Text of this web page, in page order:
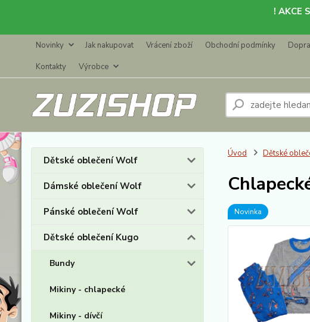
! AKCE
Novinky Jak nakupovat Vrácení zboží Obchodní podmínky
Kontakty
Výrobce
Dětské oblečení Wolf
Dámské oblečení Wolf
Pánské oblečení Wolf
Dětské oblečení Kugo
Bundy
Mikiny - chlapecké
Mikiny - dívčí
Úvod Dětské
Novinka